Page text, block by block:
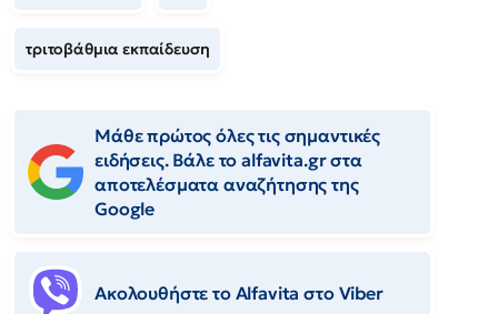
τριτοβάθμια εκπαίδευση
Μάθε πρώτος όλες τις σημαντικές
ειδήσεις. Βάλε το alfavita.gr στα
αποτελέσματα αναζήτησης της
Google
Ακολουθήστε το Αlfavita στο Viber